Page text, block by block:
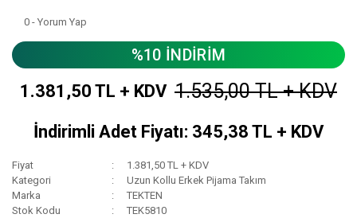
0 - Yorum Yap
%10 İNDİRİM
1.381,50 TL + KDV 1.535,00 TL + KDV
İndirimli Adet Fiyatı: 345,38 TL + KDV
Fiyat
1.381,50 TL + KDV
Kategori
Uzun Kollu Erkek Pijama Takım
Marka
TEKTEN
Stok Kodu
TEK5810